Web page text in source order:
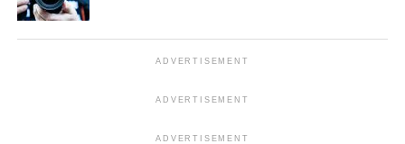
ADVERTISEMENT
ADVERTISEMENT
ADVERTISEMENT